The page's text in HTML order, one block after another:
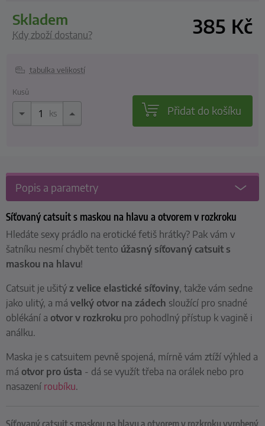
skladem
Kdy zboží dostanu? 385 Kč
tabulka velikostí
Kusů
ks Přidat do košíku
Popis a parametry
Síťovaný catsuit s maskou na hlavu a otvorem v rozkroku
Hledáte sexy prádlo na erotické fetiš hrátky? Pak vám v
šatníku nesmí chybět tento úžasný síťovaný catsuit s
maskou na hlavu!
Catsuit je ušitý z velice elastické síťoviny, takže vám sedne
jako ulitý, a má velký otvor na zádech sloužící pro snadné
oblékání a otvor v rozkroku pro pohodlný přístup k vagině i
análku.
Maska je s catsuitem pevně spojená, mírně vám ztíží výhled a
má otvor pro ústa - dá se využít třeba na orálek nebo pro
nasazení roubíku.
Síťovaný catsuit s maskou na hlavu a otvorem v rozkroku vyrobený